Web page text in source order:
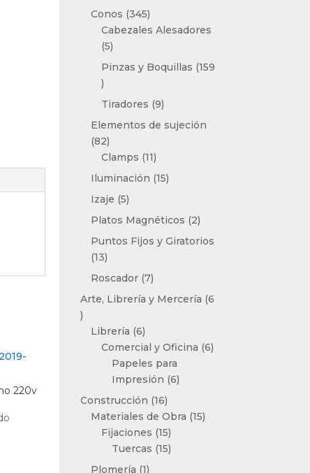
220v
productos
Conos 345345
productos
Cabezales Alesadores
55
productos
Pinzas y Boquillas 159
159
productos
Tiradores 99
productos
Elementos de sujeción
8282
productos
Clamps 1111
productos
Iluminación 1515
Izaje 55
productos
Platos Magnéticos 22
productos
Puntos Fijos y Giratorios
1313
productos
Roscador 77
productos
Arte, Librería y Mercería 6
6
productos
Librería 66
productos
Comercial y Oficina 66
Papeles para
Impresión 66
Construcción 1616
productos
Materiales de Obra 1515
Fijaciones 1515
productos
Tuercas 1515
Plomería 11